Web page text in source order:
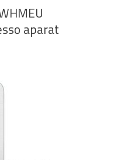
aparat